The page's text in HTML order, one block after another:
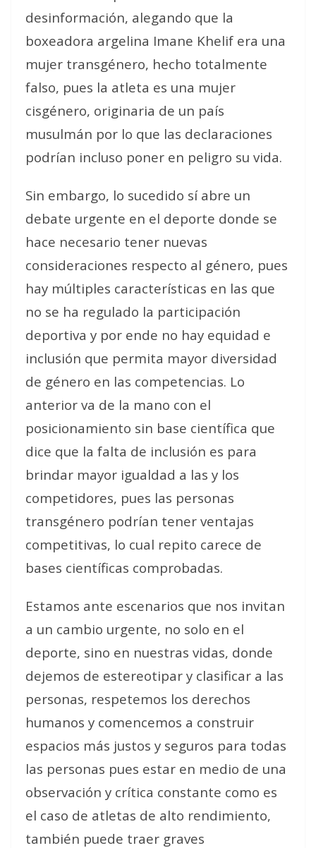
desinformación, alegando que la
boxeadora argelina Imane Khelif era una
mujer transgénero, hecho totalmente
falso, pues la atleta es una mujer
cisgénero, originaria de un país
musulmán por lo que las declaraciones
podrían incluso poner en peligro su vida.
Sin embargo, lo sucedido sí abre un
debate urgente en el deporte donde se
hace necesario tener nuevas
consideraciones respecto al género, pues
hay múltiples características en las que
no se ha regulado la participación
deportiva y por ende no hay equidad e
inclusión que permita mayor diversidad
de género en las competencias. Lo
anterior va de la mano con el
posicionamiento sin base científica que
dice que la falta de inclusión es para
brindar mayor igualdad a las y los
competidores, pues las personas
transgénero podrían tener ventajas
competitivas, lo cual repito carece de
bases científicas comprobadas.
Estamos ante escenarios que nos invitan
a un cambio urgente, no solo en el
deporte, sino en nuestras vidas, donde
dejemos de estereotipar y clasificar a las
personas, respetemos los derechos
humanos y comencemos a construir
espacios más justos y seguros para todas
las personas pues estar en medio de una
observación y crítica constante como es
el caso de atletas de alto rendimiento,
también puede traer graves